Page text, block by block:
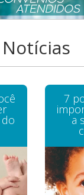
Notícias
7
a